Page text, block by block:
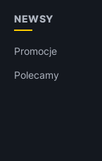
NEWSY
Promocje
Polecamy